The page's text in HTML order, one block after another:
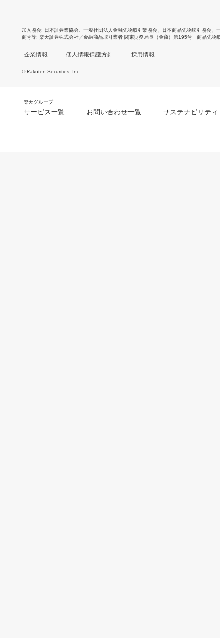
加入協会 日本証券業協会 一般社団法人金融先物取引業協会 日本商品先物取引協会
商号等 楽天証券株式会社／金融商品取引業者 関東財務局長（金商）第195号、商品先物
企業情報 個人情報保護方針 採用情報
© Rakuten Securities, Inc.
楽天グループ
サービス一覧 お問い合わせ一覧 サステナビリティ